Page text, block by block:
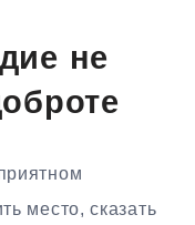
не
место, сказать